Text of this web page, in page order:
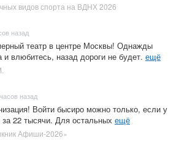
видов спорта на ВДНХ 2026
назад
театр в центре Москвы! Однажды
и влюбитесь, назад дороги не будет. ещё
назад
Войти бысиро можно только, если у
за 22 тысячи. Для остальных ещё
Афиши-2026»